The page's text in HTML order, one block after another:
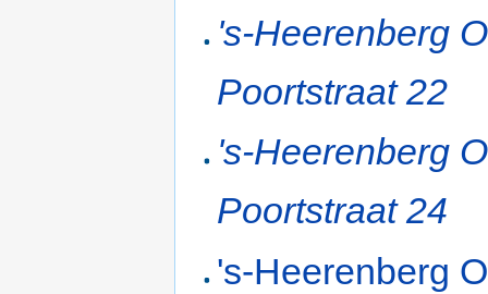
's-Heerenberg
Poortstraat 22
's-Heerenberg
Poortstraat 24
's-Heerenberg